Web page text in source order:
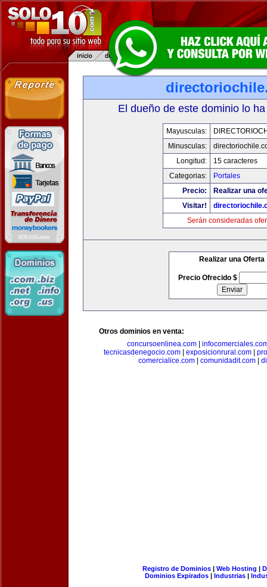
El dueño de este dominio lo
Mayusculas:
Minusculas:
Longitud:
15 caracteres
Categorias:
Portales
Precio:
Realizar una
Visitar!
Serán consideradas
Realizar una Oferta
Precio Ofrecido $
Otros dominios en venta:
concursoenlinea.com|
tecnicasdenegocio.com
exposicionrural.com
comercialice.com| comunidadit.com|
Registro de Dominios| Web Hosting |
Dominios Expirados | Industrias |